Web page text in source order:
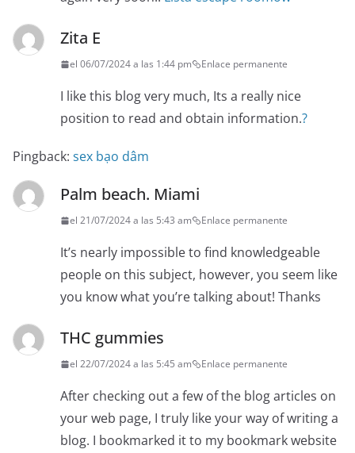
Zita E
el 06/07/2024 a las 1:44 pm Enlace permanente
I like this blog very much, Its a really nice
position to read and obtain information.?
Pingback: sex bạo dâm
Palm beach. Miami
el 21/07/2024 a las 5:43 am Enlace permanente
It’s nearly impossible to find knowledgeable
people on this subject, however, you seem like
you know what you’re talking about! Thanks
THC gummies
el 22/07/2024 a las 5:45 am Enlace permanente
After checking out a few of the blog articles on
your web page, I truly like your way of writing a
blog. I bookmarked it to my bookmark website